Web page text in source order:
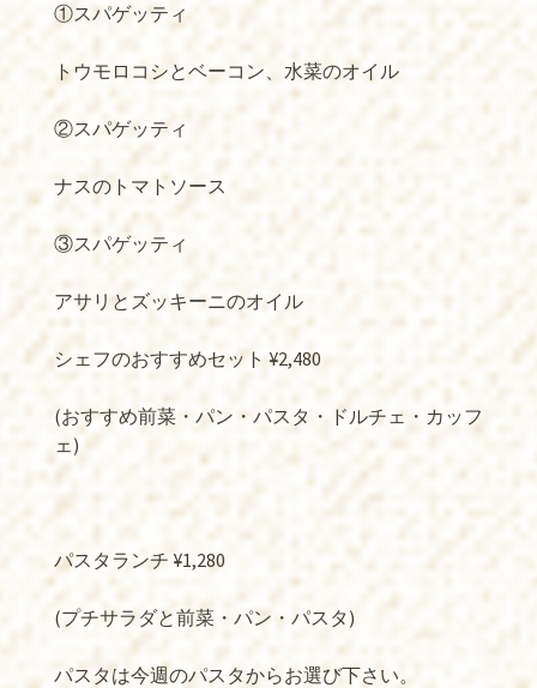
⁡①スパゲッティ
トウモロコシとベーコン、水菜のオイル
②スパゲッティ
ナスのトマトソース
③スパゲッティ
アサリとズッキーニのオイル
シェフのおすすめセット ¥2,480
(おすすめ前菜・パン・パスタ・ドルチェ・カッフ
ェ)
パスタランチ ¥1,280
(プチサラダと前菜・パン・パスタ)
パスタは今週のパスタからお選び下さい。